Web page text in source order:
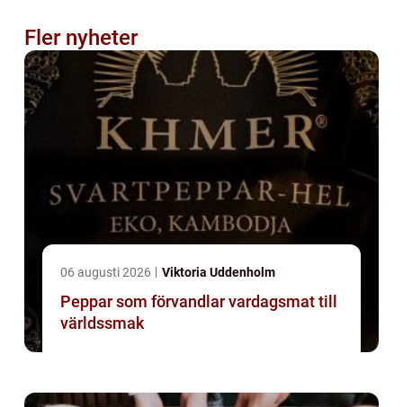
Fler nyheter
06 augusti 2026 Viktoria Uddenholm
Peppar som förvandlar vardagsmat till
världssmak